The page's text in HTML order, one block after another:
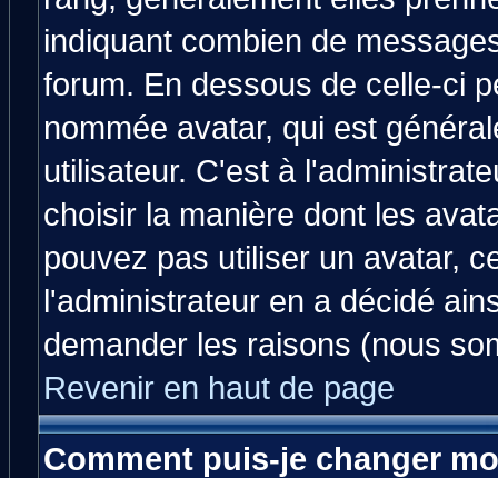
indiquant combien de
forum. En dessous de celle-ci
nommée avatar, qui est
utilisateur. C'est à
choisir la manière dont les
pouvez pas utiliser un avatar,
l'administrateur en a décidé
demander les raisons (nous
Revenir en haut de page
Comment puis-je changer